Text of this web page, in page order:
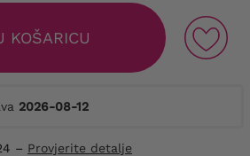
KOŠARICU
2026-08-12
– Provjerite detalje